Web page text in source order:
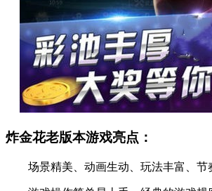
炸金花老版本游戏亮点：
场景精美、动画生动、玩法丰富、节